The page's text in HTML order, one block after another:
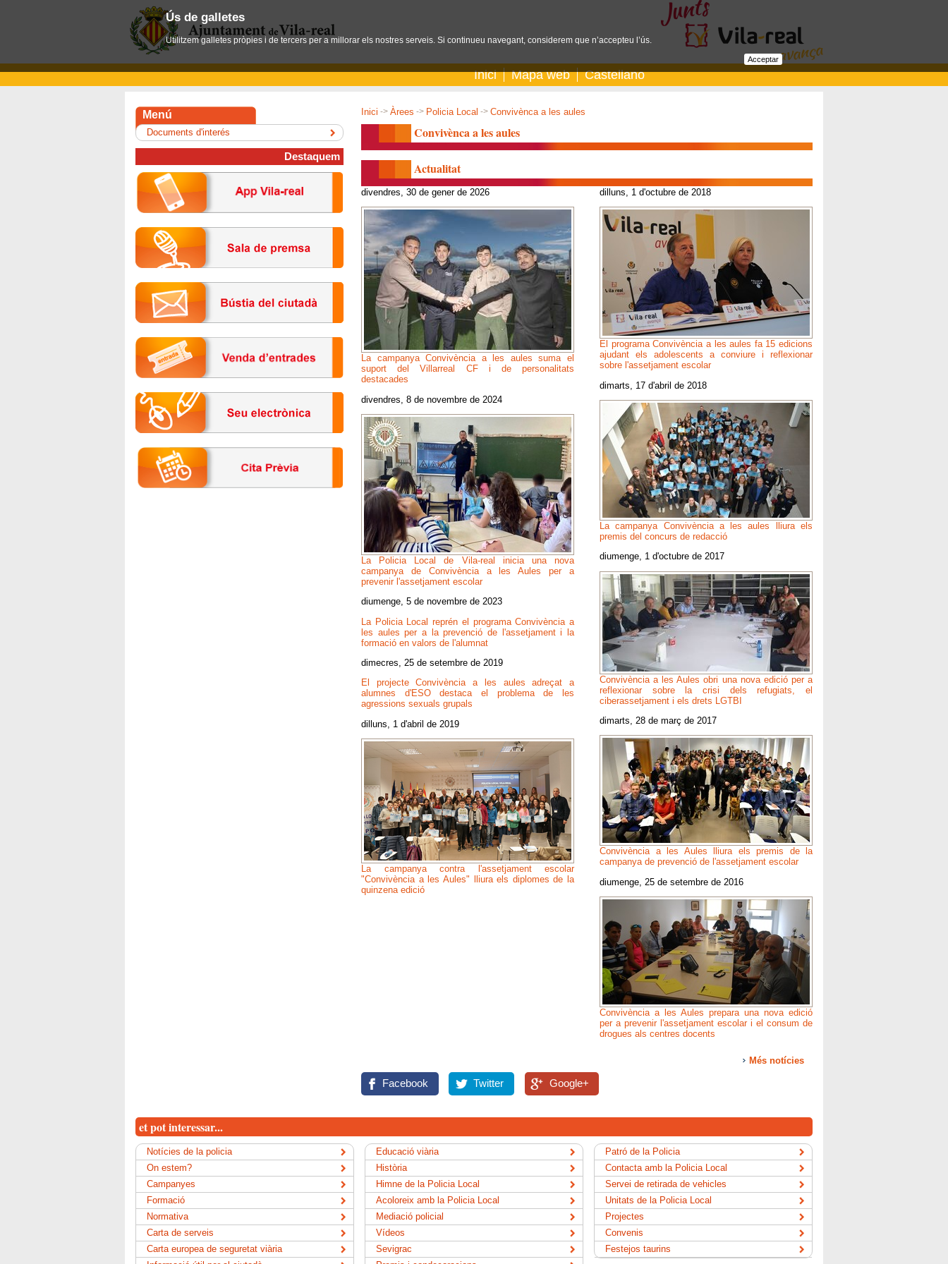
Inici Mapa web Castellano
Inici -> Àrees -> Policia Local -> Convivènca a les aules
Convivènca a les aules
Actualitat
divendres, 30 de gener de 2026
La campanya Convivència a les aules suma el
suport del Villarreal CF i de personalitats
destacades
divendres, 8 de novembre de 2024
La Policia Local de Vila-real inicia una nova
campanya de Convivència a les Aules per a
prevenir l'assetjament escolar
diumenge, 5 de novembre de 2023
La Policia Local reprén el programa Convivència a
les aules per a la prevenció de l'assetjament i la
formació en valors de l'alumnat
dimecres, 25 de setembre de 2019
El projecte Convivència a les aules adreçat a
alumnes d'ESO destaca el problema de les
agressions sexuals grupals
dilluns, 1 d'abril de 2019
La campanya contra l'assetjament escolar
"Convivència a les Aules" lliura els diplomes de la
quinzena edició
dilluns, 1 d'octubre de 2018
El programa Convivència a les aules fa 15 edicions
ajudant els adolescents a conviure i reflexionar
sobre l'assetjament escolar
dimarts, 17 d'abril de 2018
La campanya Convivència a les aules lliura els
premis del concurs de redacció
diumenge, 1 d'octubre de 2017
Convivència a les Aules obri una nova edició per a
reflexionar sobre la crisi dels refugiats, el
ciberassetjament i els drets LGTBI
dimarts, 28 de març de 2017
Convivència a les Aules lliura els premis de la
campanya de prevenció de l'assetjament escolar
diumenge, 25 de setembre de 2016
Convivència a les Aules prepara una nova edició
per a prevenir l'assetjament escolar i el consum de
drogues als centres docents
Més notícies
Facebook Twitter Google+
Menú
Documents d'interés
Destaquem
et pot interessar...
Notícies de la policia
On estem?
Campanyes
Formació
Normativa
Carta de serveis
Carta europea de seguretat viària
Educació viària
Història
Himne de la Policia Local
Acoloreix amb la Policia Local
Mediació policial
Vídeos
Sevigrac
Patró de la Policia
Contacta amb la Policia Local
Servei de retirada de vehicles
Unitats de la Policia Local
Projectes
Convenis
Festejos taurins
Ús de galletes
Utilitzem galletes pròpies i de tercers per a millorar els nostres serveis. Si continueu navegant, considerem que n’accepteu l’ús.
Acceptar